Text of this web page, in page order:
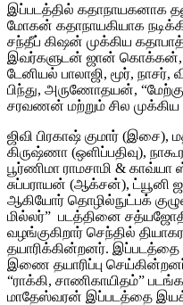
இப்படத்தில் கதாநாயகனாக
மோகன் கதாநாயகியாக
சந்தீப் கிஷன் முக்கிய
இவர்களுடன் ஜான் கொக்கன்,
டேனியல் பாலாஜி, மூர், நாசர்,
பிந்து, அருணோதயன்,
சரவணன் மற்றும் சில
ஜிவி பிரகாஷ் குமார்
கிருஷ்ணா (ஒளிப்பதிவு),
பூர்ணிமா ராமசாமி &
சுப்பராயன் (ஆக்சன்), ட்யூனி
ஆகியோர் தொழில்நுட்பக்
மில்லர்” படத்தினை
வழங்குகிறார் செந்தில்
தயாரிக்கின்றனர்.
இணை தயாரிப்பு
“ராக்கி, சாணிகாயிதம்”
மாதேஸ்வரன் இப்படத்தை